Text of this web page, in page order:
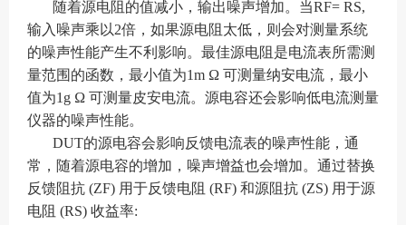
随着源电阻的值减小，输出噪声增加。当RF= RS,
输入噪声乘以2倍，如果源电阻太低，则会对测量系统
的噪声性能产生不利影响。最佳源电阻是电流表所需测
量范围的函数，最小值为1m Ω 可测量纳安电流，最小
值为1g Ω 可测量皮安电流。源电容还会影响低电流测量
仪器的噪声性能。
DUT的源电容会影响反馈电流表的噪声性能，通
常，随着源电容的增加，噪声增益也会增加。通过替换
反馈阻抗 (ZF) 用于反馈电阻 (RF) 和源阻抗 (ZS) 用于源
电阻 (RS) 收益率: